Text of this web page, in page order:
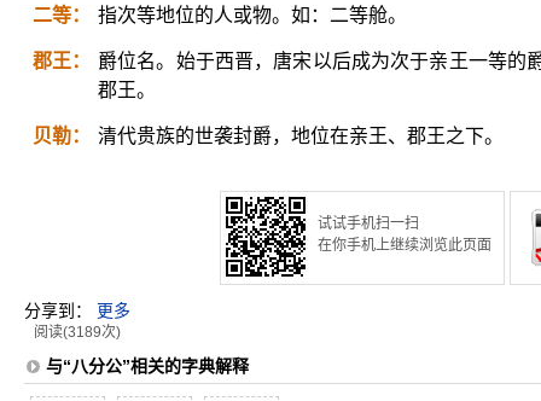
二等： 指次等地位的人或物。如：二等舱。
郡王：
爵位名。始于西晋，唐宋以后成为次于亲王一等的
郡王。
贝勒： 清代贵族的世袭封爵，地位在亲王、郡王之下。
试试手机扫一扫
在你手机上继续浏览此页面
分享到： 更多
阅读(3189次)
与“八分公”相关的字典解释